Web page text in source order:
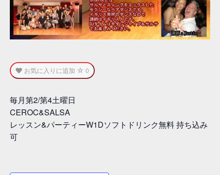
お気に入りに追加 0
毎月第2/第4土曜日
CEROC&SALSA
レッスン&パーティーW1Dソフトドリンク無料 持ち込み
可